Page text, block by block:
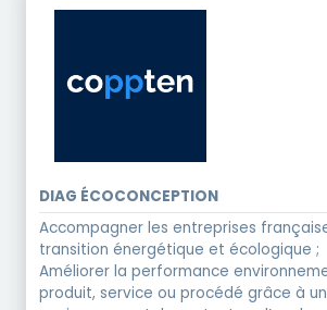
DIAG ÉCOCONCEPTION
Accompagner les entreprises
transition énergétique et écologique ;
Améliorer la performance
produit, service ou procédé grâce à